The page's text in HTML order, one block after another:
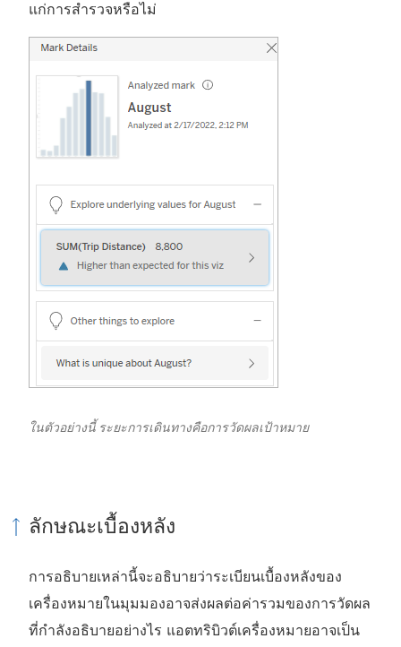
แก่การสำรวจหรือไม่
ในตัวอย่างนี้ ระยะการเดินทางคือการวัดผลเป้าหมาย
ลักษณะเบื้องหลัง
การอธิบายเหล่านี้จะอธิบายว่าระเบียนเบื้องหลังของ
เครื่องหมายในมุมมองอาจส่งผลต่อค่ารวมของการวัดผล
ที่กำลังอธิบายอย่างไร แอตทริบิวต์เครื่องหมายอาจเป็น